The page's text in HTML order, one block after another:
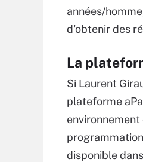
années/
d'obtenir des
La
Si Laurent
plateforme
disponible